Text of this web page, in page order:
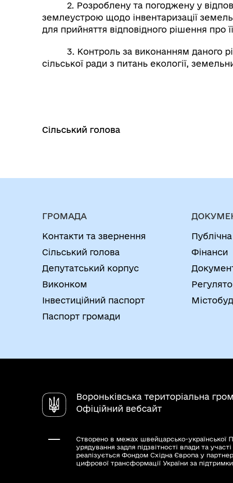
2. Розроблену та погоджену у
землеустрою щодо інвентаризації
для прийняття відповідного рішення про
3. Контроль за виконанням даного
сільської ради з питань екології,
Сільський голова
ГРОМАДА
Контакти та звернення
Сільський голова
Депутатський корпус
Виконком
Інвестиційний паспорт
Паспорт громади
Фінанси
Вороньківська територіальна
Офіційний вебсайт
Створено в межах швейцарсько-української
урядування задля підзвітності влади та
реалізується Фондом Східна Європа у
цифрової трансформації України за